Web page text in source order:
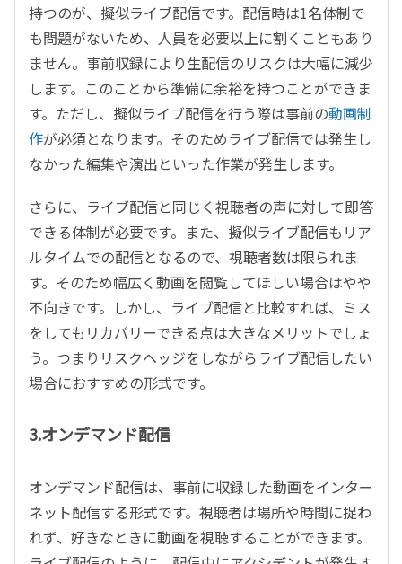
持つのが、擬似ライブ配信です。配信時は1名体制で
も問題がないため、人員を必要以上に割くこともあり
ません。事前収録により生配信のリスクは大幅に減少
します。このことから準備に余裕を持つことができま
す。ただし、擬似ライブ配信を行う際は事前の動画制
作が必須となります。そのためライブ配信では発生し
なかった編集や演出といった作業が発生します。
さらに、ライブ配信と同じく視聴者の声に対して即答
できる体制が必要です。また、擬似ライブ配信もリア
ルタイムでの配信となるので、視聴者数は限られま
す。そのため幅広く動画を閲覧してほしい場合はやや
不向きです。しかし、ライブ配信と比較すれば、ミス
をしてもリカバリーできる点は大きなメリットでしょ
う。つまりリスクヘッジをしながらライブ配信したい
場合におすすめの形式です。
3.オンデマンド配信
オンデマンド配信は、事前に収録した動画をインター
ネット配信する形式です。視聴者は場所や時間に捉わ
れず、好きなときに動画を視聴することができます。